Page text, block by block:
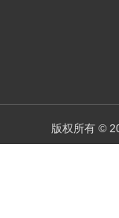
版权所有 ©